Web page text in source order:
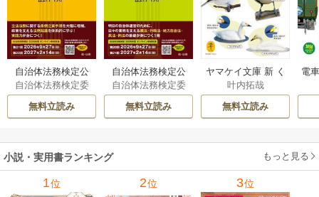
自治体法務検定公
式テキスト 政策
法務編 ２０２６
年度検定対応 1巻
自治体法務検定委
員会
無料立読み
自治体法務検定公
式テキスト 基本
法務編 ２０２６
年度検定対応 1巻
自治体法務検定委
員会
無料立読み
ヤマケイ文庫 新 く
らべてわかる野鳥3
00 1巻
叶内拓哉
無料立読み
電
小説・実用書ランキング もっと見る
1位 2位 3位